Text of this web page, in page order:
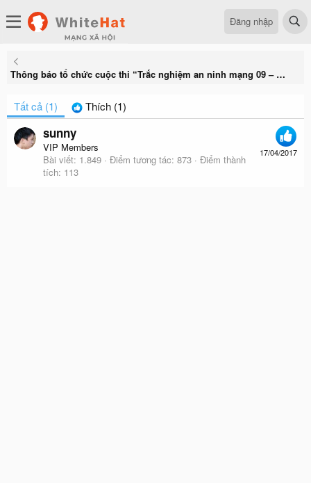
Đăng nhập
Thông báo tổ chức cuộc thi “Trắc nghiệm an ninh mạng 09 – Quiz 09”
Tất cả (1) Thích (1)
17/04/2017
sunny
VIP Members
Bài viết 1.849 Điểm tương tác 873
Điểm thành
tích 113